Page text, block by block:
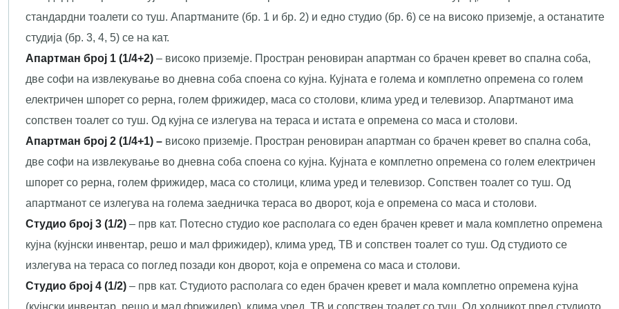
стандардни тоалети со туш. Апартманите (бр. 1 и бр. 2) и едно студио (бр. 6) се на високо приземје, а останатите
студија (бр. 3, 4, 5) се на кат.
Апартман број 1 (1/4+2) – високо приземје. Простран реновиран апартман со брачен кревет во спална соба,
две софи на извлекување во дневна соба споена со кујна. Кујната е голема и комплетно опремена со голем
електричен шпорет со рерна, голем фрижидер, маса со столови, клима уред и телевизор. Апартманот има
сопствен тоалет со туш. Од кујна се излегува на тераса и истата е опремена со маса и столови.
Апартман број 2 (1/4+1) – високо приземје. Простран реновиран апартман со брачен кревет во спална соба,
две софи на извлекување во дневна соба споена со кујна. Кујната е комплетно опремена со голем електричен
шпорет со рерна, голем фрижидер, маса со столици, клима уред и телевизор. Сопствен тоалет со туш. Од
апартманот се излегува на голема заедничка тераса во дворот, која е опремена со маса и столови.
Студио број 3 (1/2) – прв кат. Потесно студио кое располага со еден брачен кревет и мала комплетно опремена
кујна (кујнски инвентар, решо и мал фрижидер), клима уред, ТВ и сопствен тоалет со туш. Од студиото се
излегува на тераса со поглед позади кон дворот, која е опремена со маса и столови.
Студио број 4 (1/2) – прв кат. Студиото располага со еден брачен кревет и мала комплетно опремена кујна
(кујнски инвентар, решо и мал фрижидер), клима уред, ТВ и сопствен тоалет со туш. Од ходникот пред студиото